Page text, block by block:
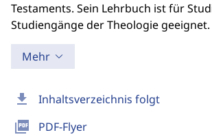
download Inhaltsverzeichnis folgt
picture_as_pdf PDF-Flyer
Testaments. Sein Lehrbuch ist für
Studiengänge der Theologie geeignet.
Mehr